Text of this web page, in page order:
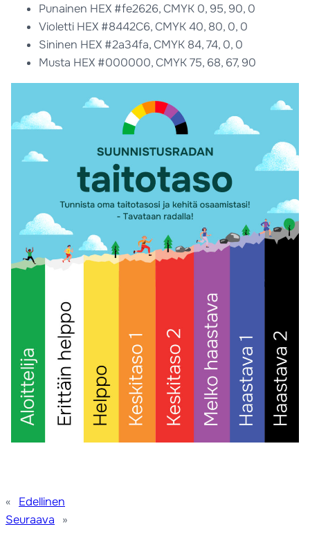
Punainen HEX #fe2626, CMYK 0, 95, 90, 0
Violetti HEX #8442C6, CMYK 40, 80, 0, 0
Sininen HEX #2a34fa, CMYK 84, 74, 0, 0
Musta HEX #000000, CMYK 75, 68, 67, 90
«
Edellinen
Seuraava
»